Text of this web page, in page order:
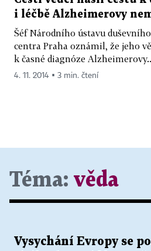
i léčbě Alzheimerovy
Šéf Národního ústavu
centra Praha oznámil, že jeho
k časné diagnóze
4. 11. 2014 ▪ 3 min. čtení
Téma: věda
Vysychání Evropy se